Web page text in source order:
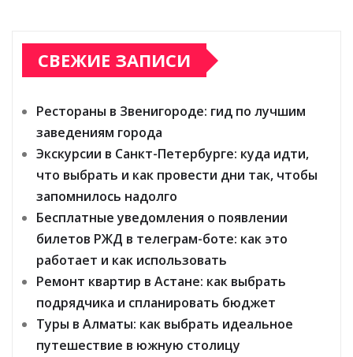
СВЕЖИЕ ЗАПИСИ
Рестораны в Звенигороде: гид по лучшим
заведениям города
Экскурсии в Санкт-Петербурге: куда идти,
что выбрать и как провести дни так, чтобы
запомнилось надолго
Бесплатные уведомления о появлении
билетов РЖД в телеграм-боте: как это
работает и как использовать
Ремонт квартир в Астане: как выбрать
подрядчика и спланировать бюджет
Туры в Алматы: как выбрать идеальное
путешествие в южную столицу